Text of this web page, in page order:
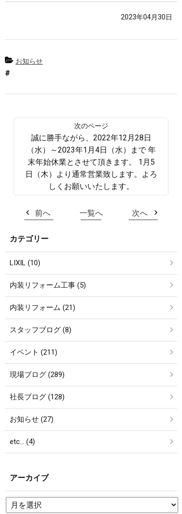
2023年04月30日
お知らせ
誠に勝手ながら、2022年12月28日
（水）～2023年1月4日（水）まで 年
末年始休業とさせて頂きます。 1月5
日（木）より通常営業致します。よろ
しくお願いいたします。
前へ 一覧へ 次へ
カテゴリー
LIXIL (10)
内装リフォーム工事 (5)
内装リフォーム (21)
スタッフブログ (8)
イベント (211)
現場ブログ (289)
社長ブログ (128)
お知らせ (27)
etc… (4)
アーカイブ